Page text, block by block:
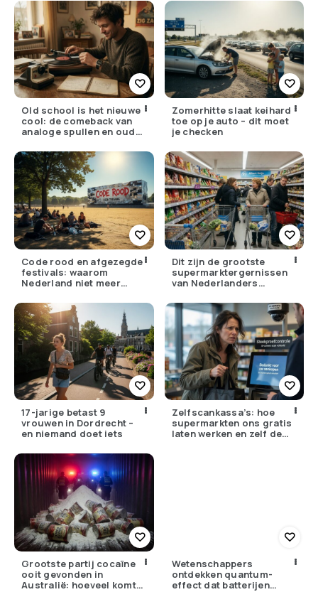
Old school is het nieuwe
cool: de comeback van
analoge spullen en oude
Zomerhitte slaat keihard
toe op je auto – dit moet
je checken
Code rood en afgezegde
festivals: waarom
Nederland niet meer
Dit zijn de grootste
supermarktergernissen
van Nederlanders
17-jarige betast 9
vrouwen in Dordrecht –
en niemand doet iets
Zelfscankassa’s: hoe
supermarkten ons gratis
laten werken en zelf de
Grootste partij cocaïne
ooit gevonden in
Australië: hoeveel komt
Wetenschappers
ontdekken quantum-
effect dat batterijen